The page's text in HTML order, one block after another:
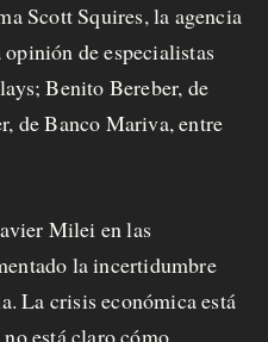
Scott Squires, la agencia
de especialistas
Benito Bereber, de
de Banco Mariva, entre
Milei en las
la incertidumbre
La crisis económica está
está claro cómo